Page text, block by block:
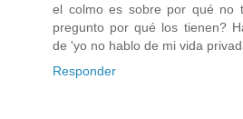
el colmo es sobre por qué no
pregunto por qué los tienen?
de 'yo no hablo de mi vida
Responder